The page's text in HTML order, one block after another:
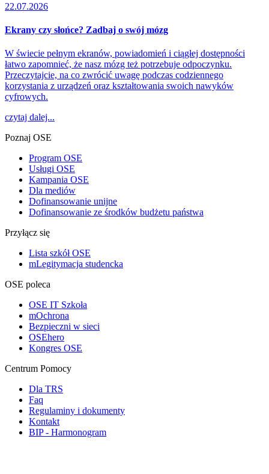
22.07.2026
Ekrany czy słońce? Zadbaj o swój mózg
W świecie pełnym ekranów, powiadomień i ciągłej dostępności
łatwo zapomnieć, że nasz mózg też potrzebuje odpoczynku.
Przeczytajcie, na co zwrócić uwagę podczas codziennego
korzystania z urządzeń oraz kształtowania swoich nawyków
cyfrowych.
czytaj dalej...
Poznaj OSE
Program OSE
Usługi OSE
Kampania OSE
Dla mediów
Dofinansowanie unijne
Dofinansowanie ze środków budżetu państwa
Przyłącz się
Lista szkół OSE
mLegitymacja studencka
OSE poleca
OSE IT Szkoła
mOchrona
Bezpieczni w sieci
OSEhero
Kongres OSE
Centrum Pomocy
Dla TRS
Faq
Regulaminy i dokumenty
Kontakt
BIP - Harmonogram